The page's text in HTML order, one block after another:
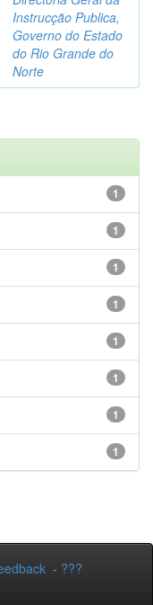
Instrucção Publica,
Governo do Estado
do Rio Grande do
Norte
1
1
1
1
1
1
1
1
- ???